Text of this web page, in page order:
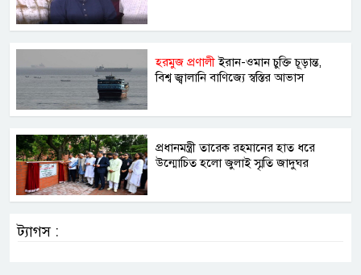
হরমুজ প্রণালীইরান-ওমান চুক্তি চূড়ান্ত,
বিশ্ব জ্বালানি বাণিজ্যে স্বস্তির আভাস
প্রধানমন্ত্রী তারেক রহমানের হাত ধরে
উন্মোচিত হলো জুলাই স্মৃতি জাদুঘর
ট্যাগস :